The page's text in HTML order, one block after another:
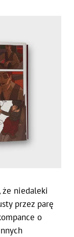
że niedaleki
przez parę
o